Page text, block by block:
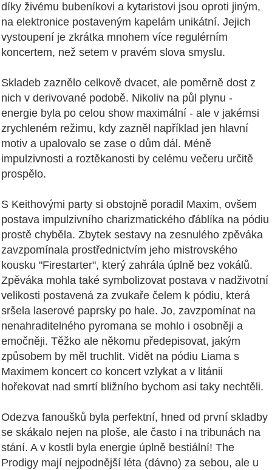
díky živému bubeníkovi a kytaristovi jsou oproti jiným,
na elektronice postaveným kapelám unikátní. Jejich
vystoupení je zkrátka mnohem více regulérním
koncertem, než setem v pravém slova smyslu.
Skladeb zaznělo celkově dvacet, ale poměrně dost z
nich v derivované podobě. Nikoliv na půl plynu -
energie byla po celou show maximální - ale v jakémsi
zrychleném režimu, kdy zazněl například jen hlavní
motiv a upalovalo se zase o dům dál. Méně
impulzivnosti a roztěkanosti by celému večeru určitě
prospělo.
S Keithovými party si obstojně poradil Maxim, ovšem
postava impulzivního charizmatického ďáblíka na pódiu
prostě chyběla. Zbytek sestavy na zesnulého zpěváka
zavzpomínala prostřednictvím jeho mistrovského
kousku "Firestarter", který zahrála úplně bez vokálů.
Zpěváka mohla také symbolizovat postava v nadživotní
velikosti postavená za zvukaře čelem k pódiu, která
sršela laserové paprsky po hale. Jo, zavzpomínat na
nenahraditelného pyromana se mohlo i osobněji a
emočněji. Těžko ale někomu předepisovat, jakým
způsobem by měl truchlit. Vidět na pódiu Liama s
Maximem koncert co koncert vzlykat a v litánii
hořekovat nad smrtí bližního bychom asi taky nechtěli.
Odezva fanoušků byla perfektní, hned od první skladby
se skákalo nejen na ploše, ale často i na tribunách na
stání. A v kostli byla energie úplně bestiální! The
Prodigy mají nejpodnější léta (dávno) za sebou, ale u